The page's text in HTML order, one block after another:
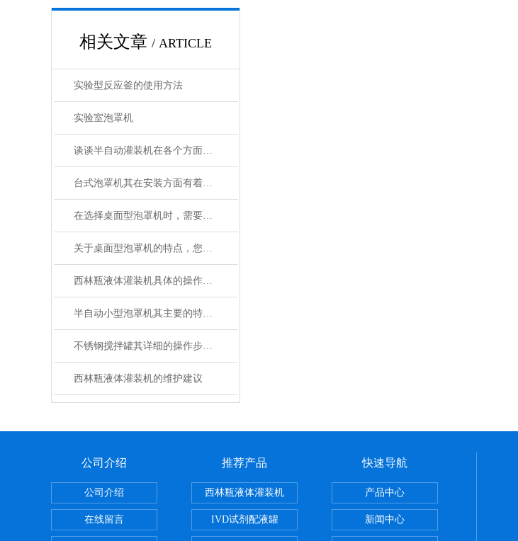
相关文章 / ARTICLE
实验型反应釜的使用方法
实验室泡罩机
谈谈半自动灌装机在各个方面的特点
台式泡罩机其在安装方面有着以下指南
在选择桌面型泡罩机时，需要考虑以下因素
关于桌面型泡罩机的特点，您了解多少呢？
西林瓶液体灌装机具体的操作步骤
半自动小型泡罩机其主要的特点包括哪些呢？
不锈钢搅拌罐其详细的操作步骤具体如下
西林瓶液体灌装机的维护建议
公司介绍
公司介绍
在线留言
推荐产品
西林瓶液体灌装机
IVD试剂配液罐
快速导航
产品中心
新闻中心